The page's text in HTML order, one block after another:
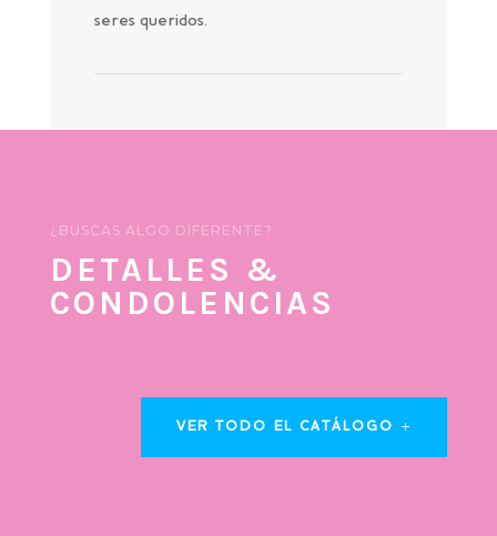
seres queridos.
¿BUSCAS ALGO DIFERENTE?
DETALLES &
CONDOLENCIAS
VER TODO EL CATÁLOGO